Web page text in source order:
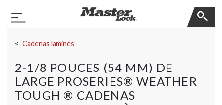
Basculer la navigation
Cadenas laminés
2-1/8 POUCES (54 MM) DE
LARGE PROSERIES® WEATHER
TOUGH ® CADENAS